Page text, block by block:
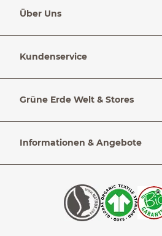
Über Uns
Kundenservice
Grüne Erde Welt & Stores
Informationen & Angebote